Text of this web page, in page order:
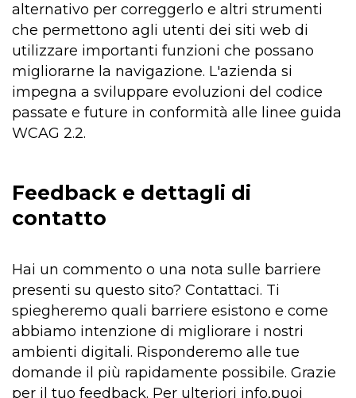
alternativo per correggerlo e altri strumenti
che permettono agli utenti dei siti web di
utilizzare importanti funzioni che possano
migliorarne la navigazione. L'azienda si
impegna a sviluppare evoluzioni del codice
passate e future in conformità alle linee guida
WCAG 2.2.
Feedback e dettagli di
contatto
Hai un commento o una nota sulle barriere
presenti su questo sito? Contattaci. Ti
spiegheremo quali barriere esistono e come
abbiamo intenzione di migliorare i nostri
ambienti digitali. Risponderemo alle tue
domande il più rapidamente possibile. Grazie
per il tuo feedback. Per ulteriori info,puoi